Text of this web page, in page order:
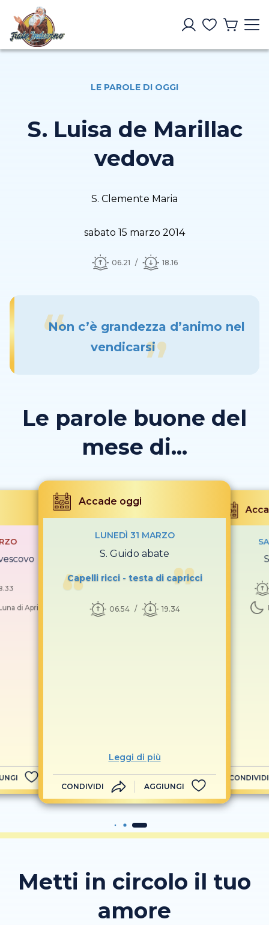
LE PAROLE DI OGGI
S. Luisa de Marillac
vedova
S. Clemente Maria
sabato 15 marzo 2014
06.21 18.16
Non c’è grandezza d’animo nel
vendicarsi
Le parole buone del
mese di...
di Aprile]
Accade oggi
LUNEDÌ 31 MARZO
S. Guido abate
Capelli ricci - testa di capricci
06.54 19.34
Leggi di più
CONDIVIDI AGGIUNGI
CONDIVIDI
Metti in circolo il tuo
amore